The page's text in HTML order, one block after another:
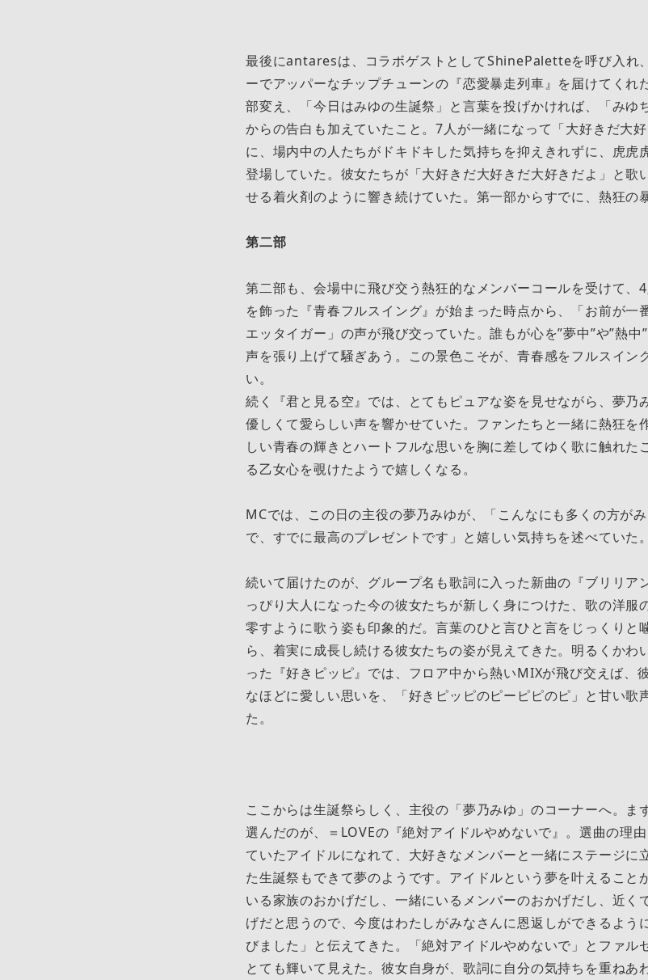
最後にantaresは、コラボゲストとしてShinePaletteを呼び入れ
ーでアッパーなチップチューンの『恋愛暴走列車』を届けてくれ
部変え、「今日はみゆの生誕祭」と言葉を投げかければ、「みゆ
からの告白も加えていたこと。7人が一緒になって「大好きだ大
に、場内中の人たちがドキドキした気持ちを抑えきれずに、虎虎
登場していた。彼女たちが「大好きだ大好きだ大好きだよ」と歌
せる着火剤のように響き続けていた。第一部からすでに、熱狂の
第二部
第二部も、会場中に飛び交う熱狂的なメンバーコールを受けて、
を飾った『青春フルスイング』が始まった時点から、「お前が一
エッタイガー」の声が飛び交っていた。誰もが心を”夢中”や”熱中
声を張り上げて騒ぎあう。この景色こそが、青春感をフルスイ
い。
続く『君と見る空』では、とてもピュアな姿を見せながら、夢乃
優しくて愛らしい声を響かせていた。ファンたちと一緒に熱狂を
しい青春の輝きとハートフルな思いを胸に差してゆく歌に触れた
る乙女心を覗けたようで嬉しくなる。
MCでは、この日の主役の夢乃みゆが、「こんなにも多くの方が
で、すでに最高のプレゼントです」と嬉しい気持ちを述べていた。
続いて届けたのが、グループ名も歌詞に入った新曲の『ブリリア
っぴり大人になった今の彼女たちが新しく身につけた、歌の洋服
零すように歌う姿も印象的だ。言葉のひと言ひと言をじっくりと
ら、着実に成長し続ける彼女たちの姿が見えてきた。明るくかわ
った『好きピッピ』では、フロア中から熱いMIXが飛び交えば、
なほどに愛しい思いを、「好きピッピのピーピピのピ」と甘い歌
た。
ここからは生誕祭らしく、主役の「夢乃みゆ」のコーナーへ。ま
選んだのが、＝LOVEの『絶対アイドルやめないで』。選曲の理
ていたアイドルになれて、大好きなメンバーと一緒にステージに
た生誕祭もできて夢のようです。アイドルという夢を叶えること
いる家族のおかげだし、一緒にいるメンバーのおかげだし、近く
げだと思うので、今度はわたしがみなさんに恩返しができるよう
びました」と伝えてきた。「絶対アイドルやめないで」とファル
とても輝いて見えた。彼女自身が、歌詞に自分の気持ちを重ねあ